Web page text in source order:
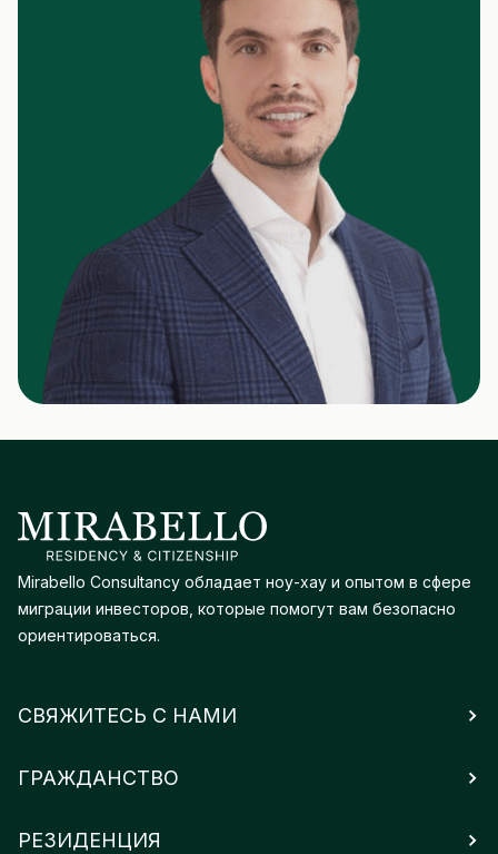
Mirabello Consultancy обладает ноу-хау и опытом в сфере
миграции инвесторов, которые помогут вам безопасно
ориентироваться.
СВЯЖИТЕСЬ С НАМИ
ГРАЖДАНСТВО
РЕЗИДЕНЦИЯ